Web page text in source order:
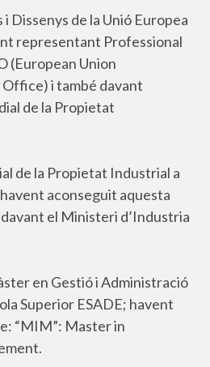
Dissenys de la Unió Europea
representant Professional
(European Union
i també davant
de la Propietat
de la Propietat Industrial a
havent aconseguit aquesta
el Ministeri d’Industria
en Gestió i Administració
Superior ESADE; havent
“MIM”: Master in